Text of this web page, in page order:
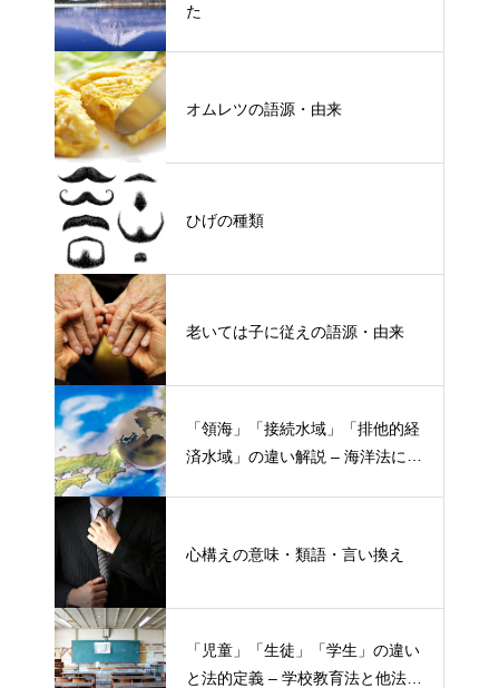
た
オムレツの語源・由来
ひげの種類
老いては子に従えの語源・由来
「領海」「接続水域」「排他的経
済水域」の違い解説 – 海洋法にお
心構えの意味・類語・言い換え
「児童」「生徒」「学生」の違い
と法的定義 – 学校教育法と他法律